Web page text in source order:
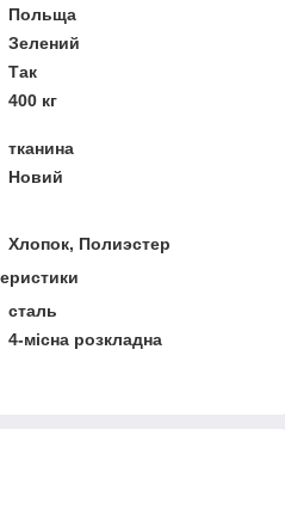
Польща
Зелений
Так
400 кг
тканина
Новий
Хлопок, Полиэстер
сталь
4-місна розкладна